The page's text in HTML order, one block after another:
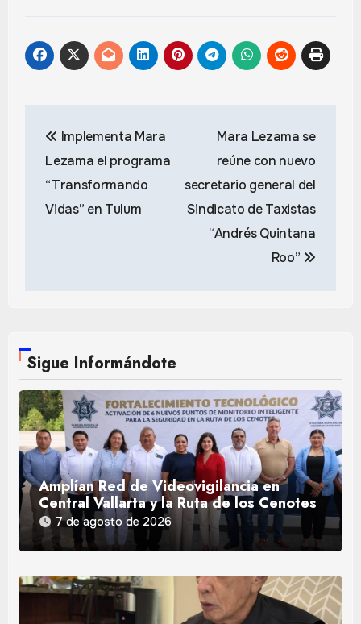
de
entradas
Implementa Mara
Lezama el programa
“Transformando
Vidas” en Tulum
Mara Lezama se
reúne con nuevo
secretario general del
Sindicato de Taxistas
“Andrés Quintana
Roo”
Sigue Informándote
Amplían Red de Videovigilancia en
Central Vallarta y la Ruta de los Cenotes
7 de agosto de 2026